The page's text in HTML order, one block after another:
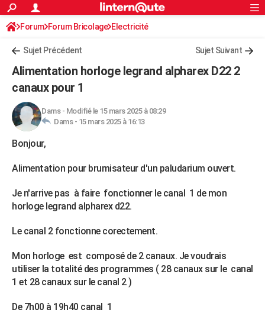
ACTUALITÉS
Politique
Société
Faits Divers
Education
Monde
Villes
+
FINANCE
Retraite
Impôts
Epargne
Immobilier
Risques naturels par ville
Banque
Assurance
Crédit
AUTO
Essais
Réserver un essai
Citadines
Berlines
SUV
Forum auto
HIGH-TECH
Guides de France
Escapades
Patrimoine
Expositions
Musées
Week-end nature
+LIFESTYLE
Art de vivre
Bien-être
Loisirs
Mode
Modes de vie
SANTE
Alimentation
Guide de la santé
Maladies
Médicaments
Sommeil
VOYAGE
Destinations
City break
Voyage nature
Voyage de noces
Forum
Climat
+PHOTO
GUIDES D'ACHAT
S'inscrire
Connexion
Forum Forum Bricolage Electricité
Sujet Précédent Sujet Suivant
Alimentation horloge legrand alpharex D22 2
canaux pour 1
Dams- Modifié le 15 mars 2025 à 08:29
Dams - 15 mars 2025 à 16:13
Bonjour,
Alimentation pour brumisateur d'un paludarium ouvert.
Je n'arrive pas à faire fonctionner le canal 1 de mon
horloge legrand alpharex d22.
Le canal 2 fonctionne corectement.
Mon horloge est composé de 2 canaux. Je voudrais
utiliser la totalité des programmes ( 28 canaux sur le canal
1 et 28 canaux sur le canal 2 )
De 7h00 à 19h40 canal 1